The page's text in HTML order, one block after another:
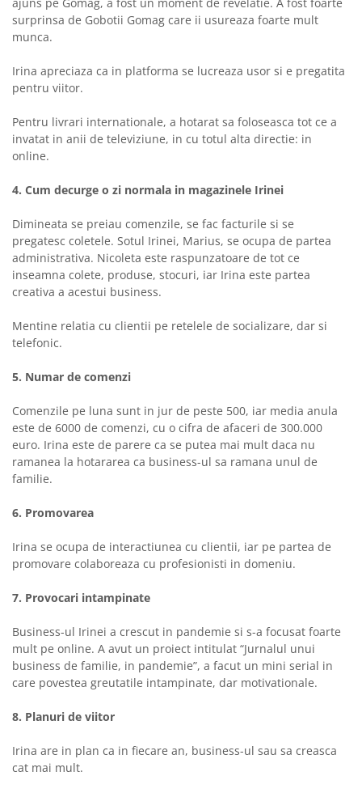
ajuns pe Gomag, a fost un moment de revelatie. A fost foarte
surprinsa de Gobotii Gomag care ii usureaza foarte mult
munca.
Irina apreciaza ca in platforma se lucreaza usor si e pregatita
pentru viitor.
Pentru livrari internationale, a hotarat sa foloseasca tot ce a
invatat in anii de televiziune, in cu totul alta directie: in
online.
4. Cum decurge o zi normala in magazinele Irinei
Dimineata se preiau comenzile, se fac facturile si se
pregatesc coletele. Sotul Irinei, Marius, se ocupa de partea
administrativa. Nicoleta este raspunzatoare de tot ce
inseamna colete, produse, stocuri, iar Irina este partea
creativa a acestui business.
Mentine relatia cu clientii pe retelele de socializare, dar si
telefonic.
5. Numar de comenzi
Comenzile pe luna sunt in jur de peste 500, iar media anula
este de 6000 de comenzi, cu o cifra de afaceri de 300.000
euro. Irina este de parere ca se putea mai mult daca nu
ramanea la hotararea ca business-ul sa ramana unul de
familie.
6. Promovarea
Irina se ocupa de interactiunea cu clientii, iar pe partea de
promovare colaboreaza cu profesionisti in domeniu.
7. Provocari intampinate
Business-ul Irinei a crescut in pandemie si s-a focusat foarte
mult pe online. A avut un proiect intitulat “Jurnalul unui
business de familie, in pandemie”, a facut un mini serial in
care povestea greutatile intampinate, dar motivationale.
8. Planuri de viitor
Irina are in plan ca in fiecare an, business-ul sau sa creasca
cat mai mult.